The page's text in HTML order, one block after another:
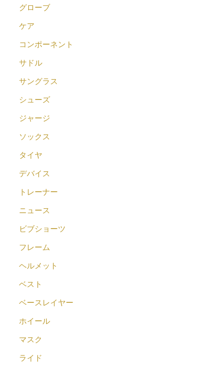
グローブ
ケア
コンポーネント
サドル
サングラス
シューズ
ジャージ
ソックス
タイヤ
デバイス
トレーナー
ニュース
ビブショーツ
フレーム
ヘルメット
ベスト
ベースレイヤー
ホイール
マスク
ライド